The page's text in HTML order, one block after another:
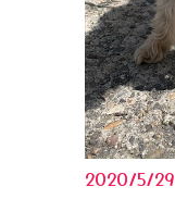
2020/5/29